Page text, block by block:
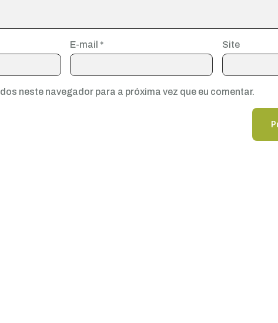
E-mail * Site
neste navegador para a próxima vez que eu comentar.